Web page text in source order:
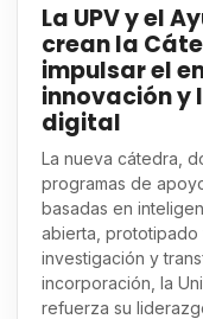
La UPV y el
crean la
impulsar el
innovación
digital
La nueva cátedra,
programas de
basadas en
abierta, prototipado
investigación y
incorporación, la
refuerza su